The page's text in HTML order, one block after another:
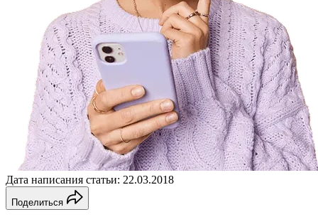
Дата написания статьи: 22.03.2018
Поделиться